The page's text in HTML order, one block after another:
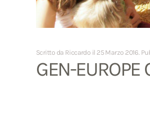
Scritto da Riccardo il 25 Marzo 2016.
GEN-